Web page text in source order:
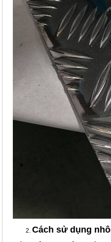
Cách sử dụng